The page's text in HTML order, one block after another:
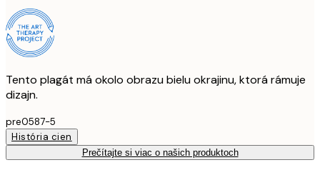
Tento plagát má okolo obrazu bielu okrajinu, ktorá rámuje
dizajn.
pre0587-5
História cien
Prečítajte si viac o našich produktoch